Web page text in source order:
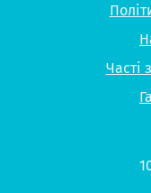
Часті